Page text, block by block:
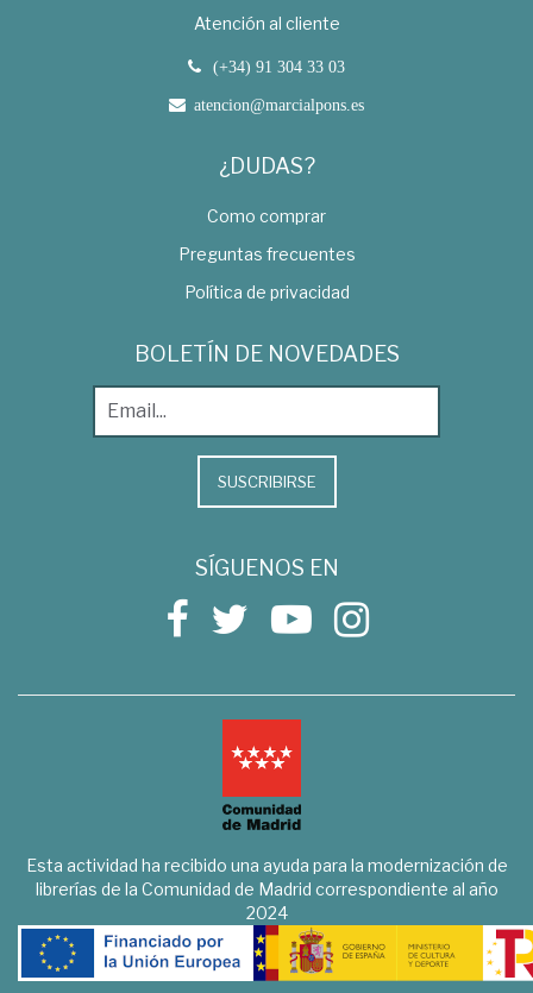
Atención al cliente
(+34) 91 304 33 03
atencion@marcialpons.es
¿DUDAS?
Como comprar
Preguntas frecuentes
Política de privacidad
BOLETÍN DE NOVEDADES
SUSCRIBIRSE
SÍGUENOS EN
Esta actividad ha recibido una ayuda para la modernización de
librerías de la Comunidad de Madrid correspondiente al año
2024